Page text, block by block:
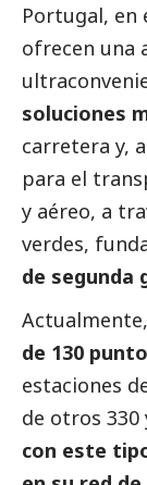
Portugal, en
ofrecen una
soluciones
carretera y,
para el
y aéreo, a
verdes,
de segunda
Actualmente,
de 130
estaciones
de otros 330
con este